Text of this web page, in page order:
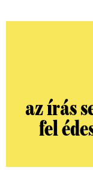
az írás
fel